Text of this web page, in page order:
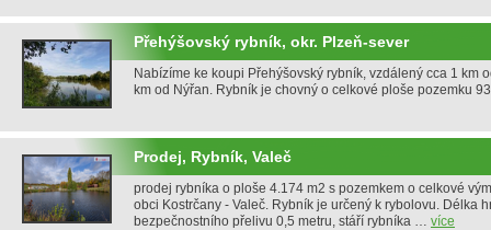
Přehýšovský rybník, okr. Plzeň-sever
Nabízíme ke koupi Přehýšovský rybník, vzdálený cca 1 km
km od Nýřan. Rybník je chovný o celkové ploše pozemku
Prodej, Rybník, Valeč
prodej rybníka o ploše 4.174 m2 s pozemkem o celkové
obci Kostrčany - Valeč. Rybník je určený k rybolovu. Délka
bezpečnostního přelivu 0,5 metru, stáří rybníka … více